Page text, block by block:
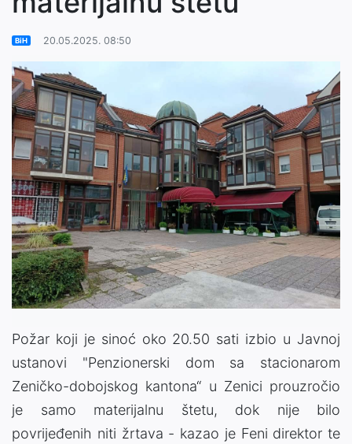
BiH 20.05.2025. 08:50
Požar koji je sinoć oko 20.50 sati izbio u Javnoj
ustanovi "Penzionerski dom sa stacionarom
Zeničko-dobojskog kantona“ u Zenici prouzročio
je samo materijalnu štetu, dok nije bilo
povrijeđenih niti žrtava - kazao je Feni direktor te